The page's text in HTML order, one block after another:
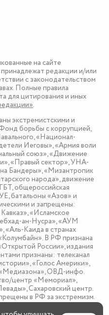
на сайте
редакции и/или
с законодательством
Полные правила
для цитирования и иных
.
экстремистскими и
борьбы с коррупцией,
«Национал-
Иеговы», «Армия воли
союз», «Движение
«Правый сектор», УНА-
Бандеры», «Мизантропик
народа», движение
общероссийская
батальоны «Азов» и
и запрещены:
«Исламское
ан-Нусра», «АУМ
«Аль-Каида в странах
В РФ признана
России», издания
признаны: телеканал
«Голос Америки»,
ОВД-инфо.
центр «Мемориал»,
Сахаровский центр.
в РФ за экстремизм.